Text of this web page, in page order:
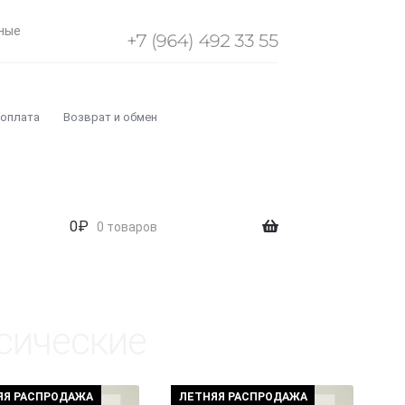
+7 (964) 492 33 55
Возврат и обмен
0₽ 0 товаров
РАСПРОДАЖА ЛЕТНЯЯ РАСПРОДАЖА